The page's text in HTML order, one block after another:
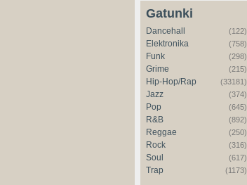
Gatunki
Dancehall (122)
Elektronika (758)
Funk (298)
Grime (215)
Hip-Hop/Rap (33181)
Jazz (374)
Pop (645)
R&B (892)
Reggae (250)
Rock (316)
Soul (617)
Trap (1173)